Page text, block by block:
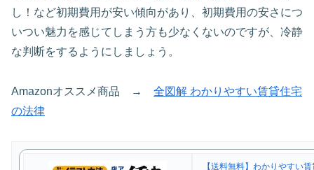
し！など初期費用が安い傾向があり、初期費用の安さにつ
いつい魅力を感じてしまう方も少なくないのですが、冷静
な判断をするようにしましょう。
Amazonオススメ商品 → 全図解 わかりやすい賃貸住宅
の法律
【送料無料】わかりやすい